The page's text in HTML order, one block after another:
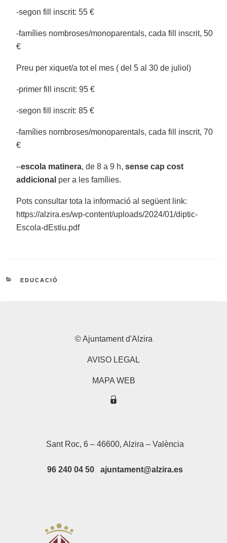
-segon fill inscrit: 55 €
-famílies nombroses/monoparentals, cada fill inscrit, 50
€
Preu per xiquet/a tot el mes ( del 5 al 30 de juliol)
-primer fill inscrit: 95 €
-segon fill inscrit: 85 €
-famílies nombroses/monoparentals, cada fill inscrit, 70
€
–escola matinera, de 8 a 9 h,sense cap cost
addicional per a les famílies.
Pots consultar tota la informació al següent link:
https://alzira.es/wp-content/uploads/2024/01/diptic-
Escola-dEstiu.pdf
CATEGORIES
EDUCACIÓ
© Ajuntament d'Alzira
AVISO LEGAL
MAPA WEB
Sant Roc, 6 – 46600, Alzira – València
96 240 04 50 ajuntament@alzira.es